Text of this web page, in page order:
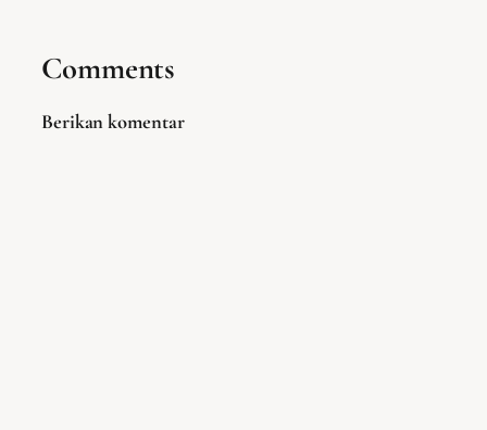
Comments
Berikan komentar